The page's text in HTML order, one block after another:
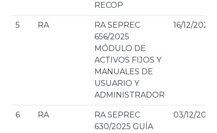
RECOP
5 RA
RA SEPREC
656/2025
MÓDULO DE
ACTIVOS FIJOS Y
MANUALES DE
USUARIO Y
ADMINISTRADOR
16/12/2025
6 RA
RA SEPREC
630/2025 GUÍA
03/12/2025